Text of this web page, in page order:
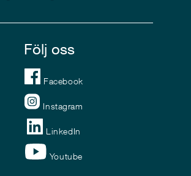
Följ oss
Facebook
Instagram
LinkedIn
Youtube